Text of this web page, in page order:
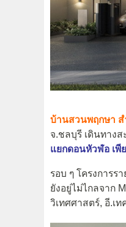
บ้านสวนพฤกษา
จ.ชลบุรี เดินทางส
แยกดอนหัวฬ่อ เพี
รอบ ๆ โครงการ
ยังอยู่ไม่ไกลจาก
วิเทศศาสตร์, อี.เ